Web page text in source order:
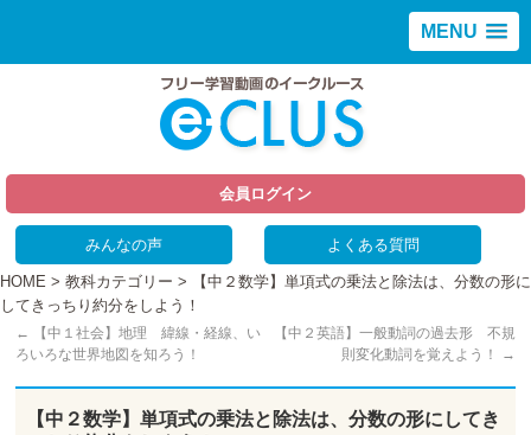
MENU
会員ログイン
みんなの声 よくある質問
HOME > 教科カテゴリー > 【中２数学】単項式の乗法と除法は、分数の形に
してきっちり約分をしよう！
←
【中１社会】地理 緯線・経線、い
ろいろな世界地図を知ろう！
【中２英語】一般動詞の過去形 不規
則変化動詞を覚えよう！
→
【中２数学】単項式の乗法と除法は、分数の形にしてき